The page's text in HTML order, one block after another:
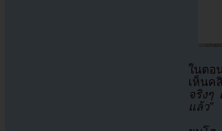
ในตอ
เห็น
จริงๆ
แล้ว”